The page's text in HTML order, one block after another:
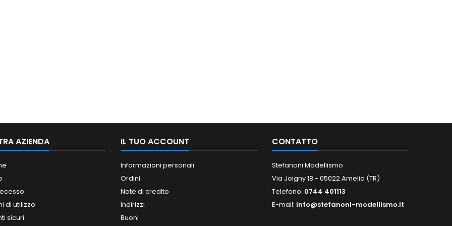
AZIENDA
di utilizzo
sicuri
IL TUO ACCOUNT
Informazioni personali
Ordini
Note di credito
Indirizzi
Buoni
CONTATTO
Stefanoni Modellismo
Via Joigny 18 - 05022 Amelia (TR)
Telefono: 0744 401113
E-mail: info@stefanoni-modellismo.it